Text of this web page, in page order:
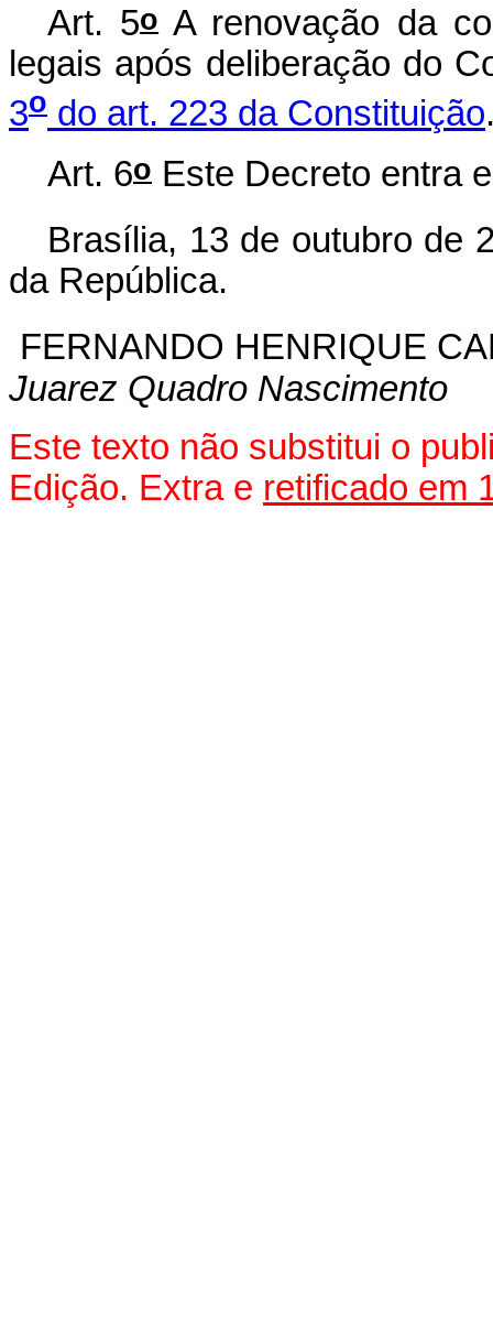
Art. 5oA renovação da
legais após deliberação do
3o do art. 223 da Constituição
Art. 6o Este Decreto entra
Brasília, 13 de outubro de
da República.
FERNANDO HENRIQUE
Juarez Quadro Nascimento
Este texto não substitui o
Edição. Extra e retificado em